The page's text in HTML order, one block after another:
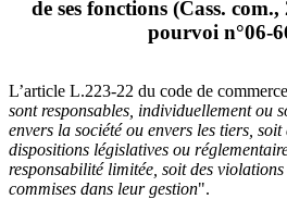
de ses fonctions (Cass.
pourvoi n°06-
L’article L.223-22 du code de
sont responsables, individuellement ou
envers la société ou envers les tiers,
dispositions législatives ou
responsabilité limitée, soit des violations
commises dans leur gestion".